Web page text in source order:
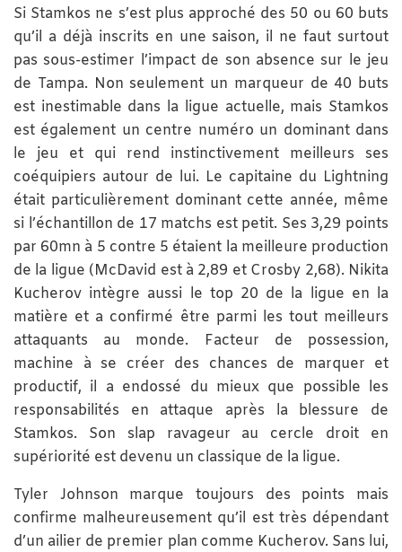
Si Stamkos ne s’est plus approché des 50 ou 60 buts
qu’il a déjà inscrits en une saison, il ne faut surtout
pas sous-estimer l’impact de son absence sur le jeu
de Tampa. Non seulement un marqueur de 40 buts
est inestimable dans la ligue actuelle, mais Stamkos
est également un centre numéro un dominant dans
le jeu et qui rend instinctivement meilleurs ses
coéquipiers autour de lui. Le capitaine du Lightning
était particulièrement dominant cette année, même
si l’échantillon de 17 matchs est petit. Ses 3,29 points
par 60mn à 5 contre 5 étaient la meilleure production
de la ligue (McDavid est à 2,89 et Crosby 2,68). Nikita
Kucherov intègre aussi le top 20 de la ligue en la
matière et a confirmé être parmi les tout meilleurs
attaquants au monde. Facteur de possession,
machine à se créer des chances de marquer et
productif, il a endossé du mieux que possible les
responsabilités en attaque après la blessure de
Stamkos. Son slap ravageur au cercle droit en
supériorité est devenu un classique de la ligue.
Tyler Johnson marque toujours des points mais
confirme malheureusement qu’il est très dépendant
d’un ailier de premier plan comme Kucherov. Sans lui,